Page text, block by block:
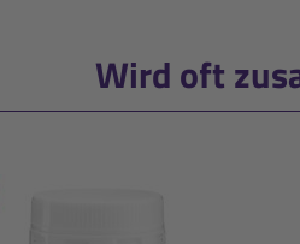
Wird oft